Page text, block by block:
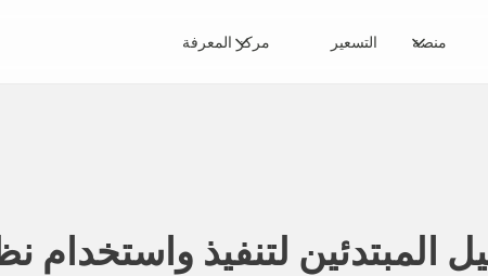
منصة التسعير مركز المعرفة
المبتدئين لتنفيذ